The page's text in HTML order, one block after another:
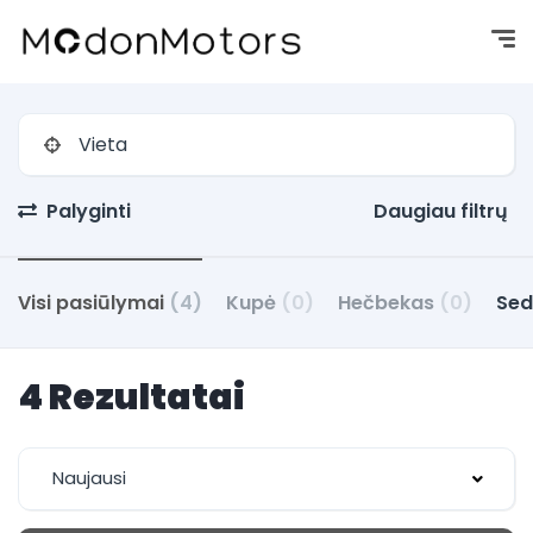
Palyginti Daugiau filtrų
Visi pasiūlymai (4) Kupė (0) Hečbekas (0)
4 Rezultatai
Naujausi